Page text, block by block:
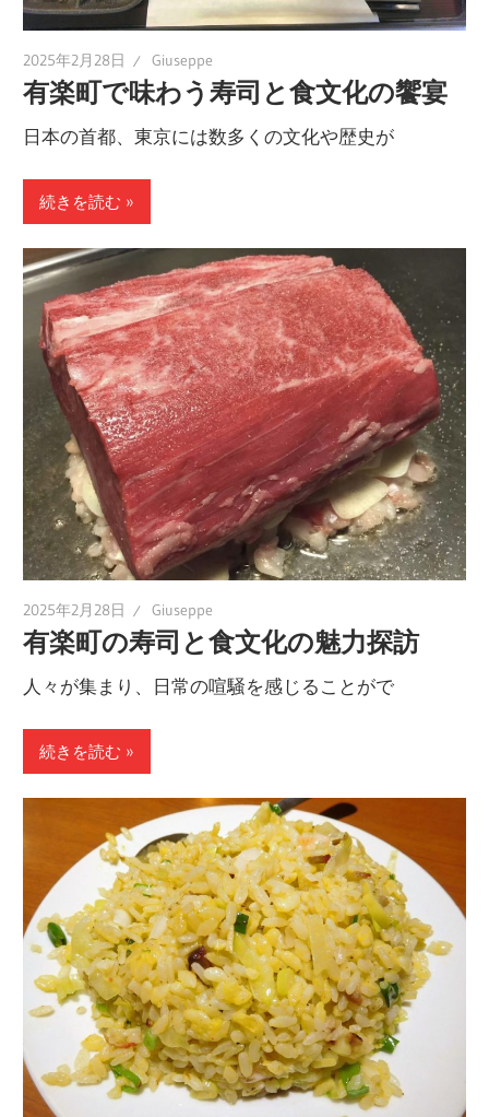
2025年2月28日 Giuseppe
有楽町で味わう寿司と食文化の饗宴
日本の首都、東京には数多くの文化や歴史が
続きを読む
2025年2月28日 Giuseppe
有楽町の寿司と食文化の魅力探訪
人々が集まり、日常の喧騒を感じることがで
続きを読む